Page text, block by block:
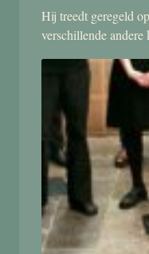
Hij treedt geregeld
verschillende andere